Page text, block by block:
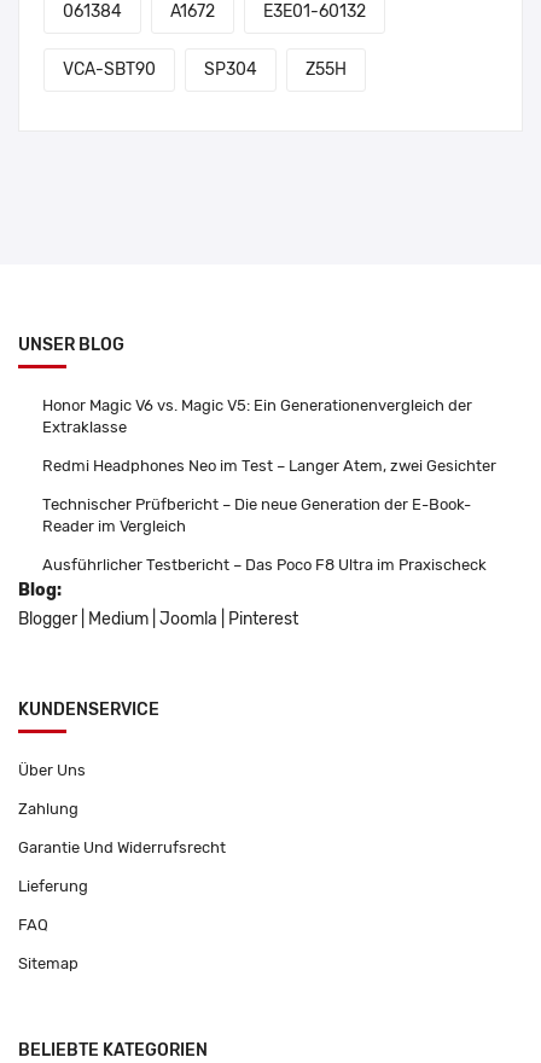
061384 A1672 E3E01-60132
VCA-SBT90 SP304 Z55H
UNSER BLOG
Honor Magic V6 vs. Magic V5: Ein Generationenvergleich der
Extraklasse
Redmi Headphones Neo im Test – Langer Atem, zwei Gesichter
Technischer Prüfbericht – Die neue Generation der E-Book-
Reader im Vergleich
Ausführlicher Testbericht – Das Poco F8 Ultra im Praxischeck
Blog:
Blogger
Medium Joomla Pinterest
KUNDENSERVICE
Über Uns
Zahlung
Garantie Und Widerrufsrecht
Lieferung
FAQ
Sitemap
BELIEBTE KATEGORIEN